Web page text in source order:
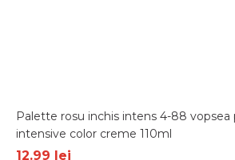
Palette rosu inchis intens 4-88 vopsea
intensive color creme 110ml
12.99 lei